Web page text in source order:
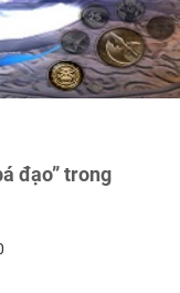
đạo” trong